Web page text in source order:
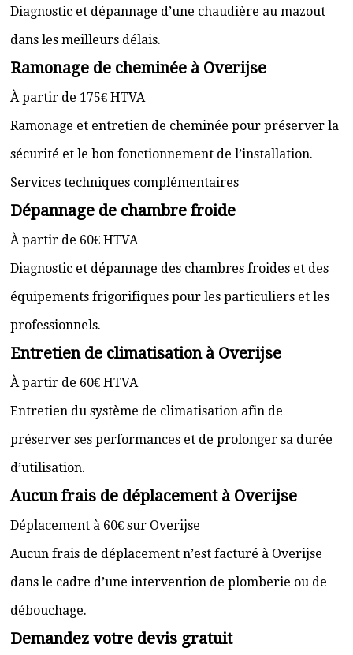
Diagnostic et dépannage d’une chaudière au mazout
dans les meilleurs délais.
Ramonage de cheminée à Overijse
À partir de 175€ HTVA
Ramonage et entretien de cheminée pour préserver la
sécurité et le bon fonctionnement de l’installation.
Services techniques complémentaires
Dépannage de chambre froide
À partir de 60€ HTVA
Diagnostic et dépannage des chambres froides et des
équipements frigorifiques pour les particuliers et les
professionnels.
Entretien de climatisation à Overijse
À partir de 60€ HTVA
Entretien du système de climatisation afin de
préserver ses performances et de prolonger sa durée
d’utilisation.
Aucun frais de déplacement à Overijse
Déplacement à 60€ sur Overijse
Aucun frais de déplacement n’est facturé à Overijse
dans le cadre d’une intervention de plomberie ou de
débouchage.
Demandez votre devis gratuit